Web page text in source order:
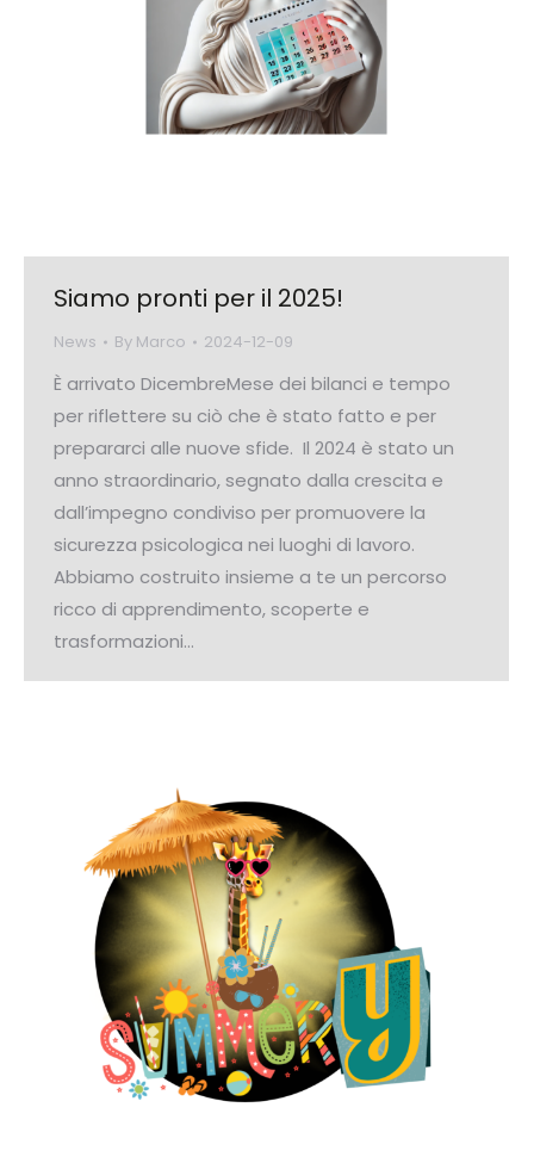
Siamo pronti per il 2025!
News By Marco 2024-12-09
È arrivato DicembreMese dei bilanci e tempo
per riflettere su ciò che è stato fatto e per
prepararci alle nuove sfide. Il 2024 è stato un
anno straordinario, segnato dalla crescita e
dall’impegno condiviso per promuovere la
sicurezza psicologica nei luoghi di lavoro.
Abbiamo costruito insieme a te un percorso
ricco di apprendimento, scoperte e
trasformazioni…